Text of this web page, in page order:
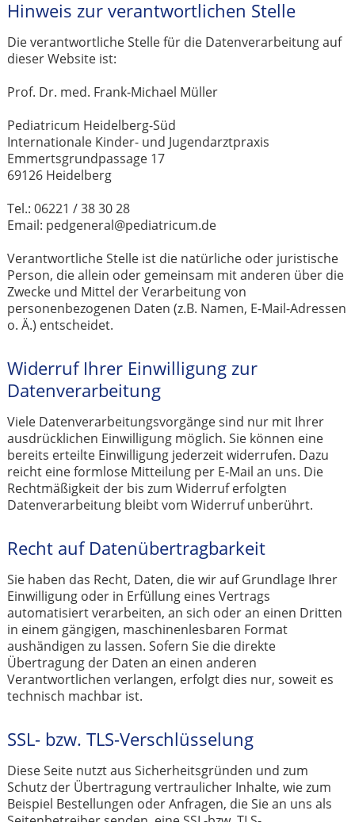
Hinweis zur verantwortlichen Stelle
Die verantwortliche Stelle für die Datenverarbeitung auf
dieser Website ist:
Prof. Dr. med. Frank-Michael Müller
Pediatricum Heidelberg-Süd
Internationale Kinder- und Jugendarztpraxis
Emmertsgrundpassage 17
69126 Heidelberg
Tel.: 06221 / 38 30 28
Email: pedgeneral@pediatricum.de
Verantwortliche Stelle ist die natürliche oder juristische
Person, die allein oder gemeinsam mit anderen über die
Zwecke und Mittel der Verarbeitung von
personenbezogenen Daten (z.B. Namen, E-Mail-Adressen
o. Ä.) entscheidet.
Widerruf Ihrer Einwilligung zur
Datenverarbeitung
Viele Datenverarbeitungsvorgänge sind nur mit Ihrer
ausdrücklichen Einwilligung möglich. Sie können eine
bereits erteilte Einwilligung jederzeit widerrufen. Dazu
reicht eine formlose Mitteilung per E-Mail an uns. Die
Rechtmäßigkeit der bis zum Widerruf erfolgten
Datenverarbeitung bleibt vom Widerruf unberührt.
Recht auf Datenübertragbarkeit
Sie haben das Recht, Daten, die wir auf Grundlage Ihrer
Einwilligung oder in Erfüllung eines Vertrags
automatisiert verarbeiten, an sich oder an einen Dritten
in einem gängigen, maschinenlesbaren Format
aushändigen zu lassen. Sofern Sie die direkte
Übertragung der Daten an einen anderen
Verantwortlichen verlangen, erfolgt dies nur, soweit es
technisch machbar ist.
SSL- bzw. TLS-Verschlüsselung
Diese Seite nutzt aus Sicherheitsgründen und zum
Schutz der Übertragung vertraulicher Inhalte, wie zum
Beispiel Bestellungen oder Anfragen, die Sie an uns als